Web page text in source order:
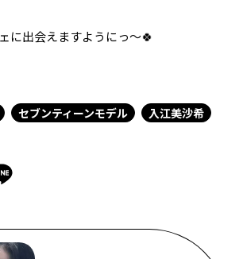
に出会えますようにっ〜🍀
セブンティーンモデル 入江美沙希